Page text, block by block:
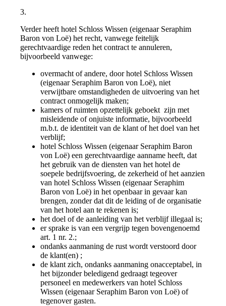
3.
Verder heeft hotel Schloss Wissen (eigenaar Seraphim
Baron von Loë) het recht, vanwege feitelijk
gerechtvaardige reden het contract te annuleren,
bijvoorbeeld vanwege:
overmacht of andere, door hotel Schloss Wissen
(eigenaar Seraphim Baron von Loë), niet
verwijtbare omstandigheden de uitvoering van het
contract onmogelijk maken;
kamers of ruimten opzettelijk geboekt zijn met
misleidende of onjuiste informatie, bijvoorbeeld
m.b.t. de identiteit van de klant of het doel van het
verblijf;
hotel Schloss Wissen (eigenaar Seraphim Baron
von Loë) een gerechtvaardige aanname heeft, dat
het gebruik van de diensten van het hotel de
soepele bedrijfsvoering, de zekerheid of het aanzien
van hotel Schloss Wissen (eigenaar Seraphim
Baron von Loë) in het openbaar in gevaar kan
brengen, zonder dat dit de leiding of de organisatie
van het hotel aan te rekenen is;
het doel of de aanleiding van het verblijf illegaal is;
er sprake is van een vergrijp tegen bovengenoemd
art. 1 nr. 2.;
ondanks aanmaning de rust wordt verstoord door
de klant(en) ;
de klant zich, ondanks aanmaning onacceptabel, in
het bijzonder beledigend gedraagt tegeover
personeel en medewerkers van hotel Schloss
Wissen (eigenaar Seraphim Baron von Loë) of
tegenover gasten.